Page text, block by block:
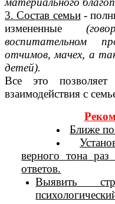
3. Состав семьи-
измененные
воспитательном
отчимов, мачех, а
детей).
Все это позволяет
взаимодействия с
Ближе
верного тона
ответов.
Выявить